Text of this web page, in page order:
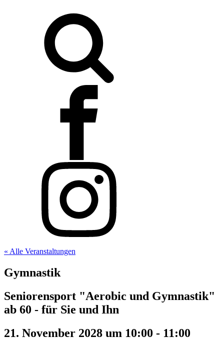
« Alle Veranstaltungen
Gymnastik
Seniorensport "Aerobic und Gymnastik"
ab 60 - für Sie und Ihn
21. November 2028 um 10:00 - 11:00